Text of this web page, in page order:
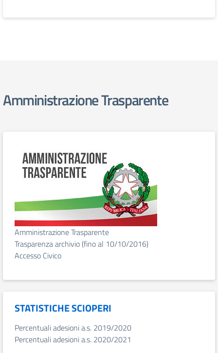
Amministrazione Trasparente
Amministrazione Trasparente
Trasparenza archivio (fino al 10/10/2016)
Accesso Civico
STATISTICHE SCIOPERI
Percentuali adesioni a.s. 2019/2020
Percentuali adesioni a.s. 2020/2021